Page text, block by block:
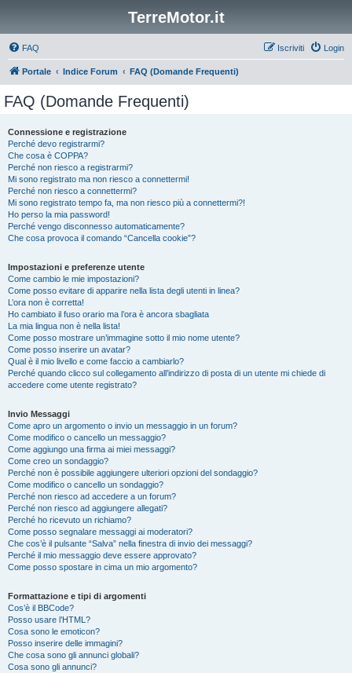
TerreMotor.it
FAQ Login
Iscriviti
Portale Indice Forum FAQ (Domande Frequenti)
FAQ (Domande Frequenti)
Connessione e registrazione
Perché devo registrarmi?
Che cosa è COPPA?
Perché non riesco a registrarmi?
Mi sono registrato ma non riesco a connettermi!
Perché non riesco a connettermi?
Mi sono registrato tempo fa, ma non riesco più a connettermi?!
Ho perso la mia password!
Perché vengo disconnesso automaticamente?
Che cosa provoca il comando “Cancella cookie”?
Impostazioni e preferenze utente
Come cambio le mie impostazioni?
Come posso evitare di apparire nella lista degli utenti in linea?
L’ora non è corretta!
Ho cambiato il fuso orario ma l’ora è ancora sbagliata
La mia lingua non è nella lista!
Come posso mostrare un’immagine sotto il mio nome utente?
Come posso inserire un avatar?
Qual è il mio livello e come faccio a cambiarlo?
Perché quando clicco sul collegamento all’indirizzo di posta di un utente mi chiede di
accedere come utente registrato?
Invio Messaggi
Come apro un argomento o invio un messaggio in un forum?
Come modifico o cancello un messaggio?
Come aggiungo una firma ai miei messaggi?
Come creo un sondaggio?
Perché non è possibile aggiungere ulteriori opzioni del sondaggio?
Come modifico o cancello un sondaggio?
Perché non riesco ad accedere a un forum?
Perché non riesco ad aggiungere allegati?
Perché ho ricevuto un richiamo?
Come posso segnalare messaggi ai moderatori?
Che cos’è il pulsante “Salva” nella finestra di invio dei messaggi?
Perché il mio messaggio deve essere approvato?
Come posso spostare in cima un mio argomento?
Formattazione e tipi di argomenti
Cos’è il BBCode?
Posso usare l’HTML?
Cosa sono le emoticon?
Posso inserire delle immagini?
Che cosa sono gli annunci globali?
Cosa sono gli annunci?